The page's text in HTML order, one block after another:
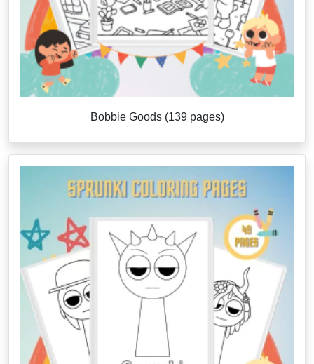
Bobbie Goods (139 pages)